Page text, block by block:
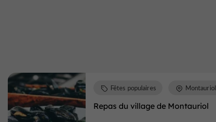
Repas du village de Montauriol
Fêtes populaires Montauriol